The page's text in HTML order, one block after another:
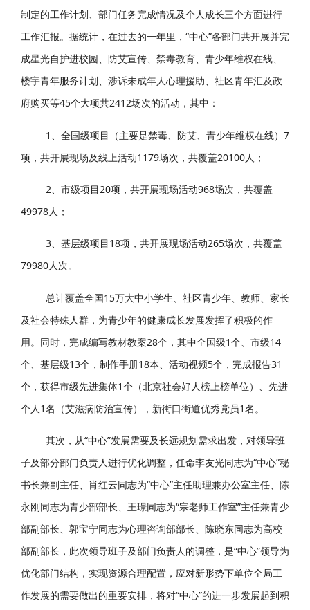
制定的工作计划、部门任务完成情况及个人成长三个方面进行
工作汇报。据统计，在过去的一年里，“中心”各部门共开展并完
成星光自护进校园、防艾宣传、禁毒教育、青少年维权在线、
楼宇青年服务计划、涉诉未成年人心理援助、社区青年汇及政
府购买等45个大项共2412场次的活动，其中：
1、全国级项目（主要是禁毒、防艾、青少年维权在线）7
项，共开展现场及线上活动1179场次，共覆盖20100人；
2、市级项目20项，共开展现场活动968场次，共覆盖
49978人；
3、基层级项目18项，共开展现场活动265场次，共覆盖
79980人次。
总计覆盖全国15万大中小学生、社区青少年、教师、家长
及社会特殊人群，为青少年的健康成长发展发挥了积极的作
用。同时，完成编写教材教案28个，其中全国级1个、市级14
个、基层级13个，制作手册18本、活动视频5个，完成报告31
个，获得市级先进集体1个（北京社会好人榜上榜单位）、先进
个人1名（艾滋病防治宣传），新街口街道优秀党员1名。
其次，从“中心”发展需要及长远规划需求出发，对领导班
子及部分部门负责人进行优化调整，任命李友光同志为“中心”秘
书长兼副主任、肖红云同志为“中心”主任助理兼办公室主任、陈
永刚同志为青少部部长、王璟同志为“宗老师工作室”主任兼青少
部副部长、郭宝宁同志为心理咨询部部长、陈晓东同志为高校
部副部长，此次领导班子及部门负责人的调整，是“中心”领导为
优化部门结构，实现资源合理配置，应对新形势下单位全局工
作发展的需要做出的重要安排，将对“中心”的进一步发展起到积